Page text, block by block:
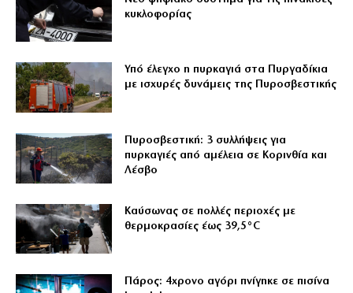
κυκλοφορίας
Υπό έλεγχο η πυρκαγιά στα Πυργαδίκια
με ισχυρές δυνάμεις της Πυροσβεστικής
Πυροσβεστική: 3 συλλήψεις για
πυρκαγιές από αμέλεια σε Κορινθία και
Λέσβο
Καύσωνας σε πολλές περιοχές με
θερμοκρασίες έως 39,5°C
Πάρος: 4χρονο αγόρι πνίγηκε σε πισίνα